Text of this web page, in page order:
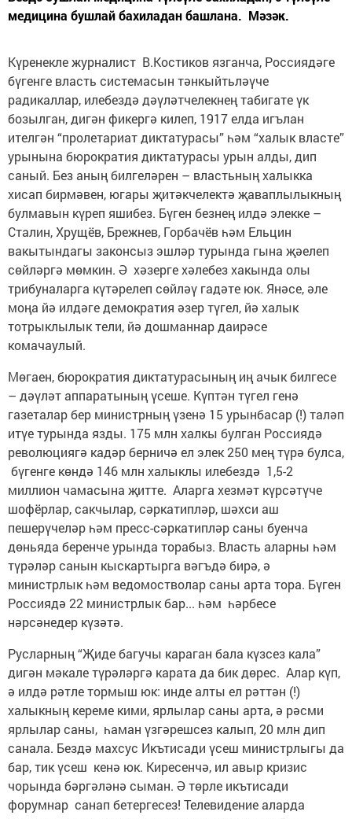
медицина бушлай бахиладан башлана. Мәзәк.
Күренекле журналист В.Кос­тиков язганча, Россиядәге
бүгенге власть системасын тәнкыйть­ләүче
радикаллар, илебездә дәүләтчелекнең табигате үк
бозылган, дигән фикергә килеп, 1917 елда игълан
ителгән “пролетариат диктатурасы” һәм “халык власте”
урынына бюрократия диктатурасы урын алды, дип
саный. Без аның билгеләрен – властьның халыкка
хисап бирмәвен, югары җитәкчелектә җаваплылыкның
булмавын күреп яшибез. Бүген безнең илдә элекке –
Сталин, Хрущёв, Брежнев, Горбачёв һәм Ельцин
вакытындагы законсыз эшләр турында гына җәелеп
сөйләргә мөмкин. Ә хәзерге хәлебез хакында олы
трибуналарга күтәрелеп сөйләү гадәте юк. Янәсе, әле
моңа йә илдәге демократия әзер түгел, йә халык
тотрыклылык тели, йә дошманнар даирәсе
комачаулый.
Мөгаен, бюрократия диктатурасының иң ачык билгесе
– дәүләт аппаратының үсеше. Күптән түгел генә
газеталар бер министрның үзенә 15 урынбасар (!) таләп
итүе турында язды. 175 млн халкы булган Россиядә
революциягә кадәр берничә ел элек 250 мең түрә булса,
бүгенге көндә 146 млн халыклы илебездә 1,5-2
миллион чамасына җитте. Аларга хезмәт күрсәтүче
шофёрлар, сакчылар, сәркатипләр, шәхси аш
пешерүчеләр һәм пресс-сәркатипләр саны буенча
дөньяда беренче урында торабыз. Власть аларны һәм
түрәләр санын кыскартырга вәгъдә бирә, ә
министрлык һәм ведомостволар саны арта тора. Бүген
Россиядә 22 министрлык бар... һәм һәрбесе
нәрсәнедер күзәтә.
Русларның “Җиде багучы караган бала күзсез кала”
дигән мәкале түрәләргә карата да бик дөрес. Алар күп,
ә илдә рәтле тормыш юк: инде алты ел рәттән (!)
халыкның кереме кими, ярлылар саны арта, ә рәсми
ярлылар саны, һаман үзгәрешсез калып, 20 млн дип
санала. Бездә махсус Икътисади үсеш министрлыгы да
бар, тик үсеш кенә юк. Киресенчә, ил авыр кризис
чорында бәргәләнә сыман. Ә төрле икътисади
форумнар санап бетергесез! Телевидение аларда